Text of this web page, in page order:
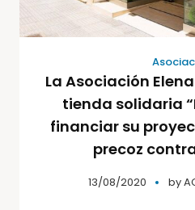
La Asociación
tienda solidaria
financiar su
precoz
13/08/2020 by